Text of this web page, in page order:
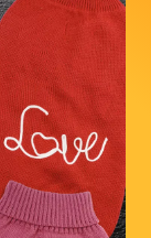
prodotti:
25 cm
30 cm
35 cm